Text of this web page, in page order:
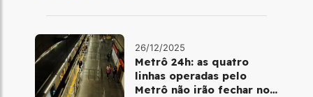
26/12/2025
Metrô 24h: as quatro
linhas operadas pelo
Metrô não irão fechar no